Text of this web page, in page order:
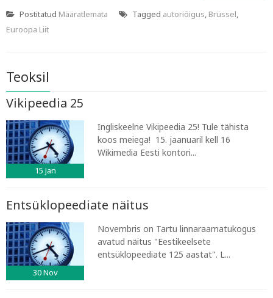
Postitatud Määratlemata Tagged autoriõigus, Brüssel,
Euroopa Liit
Teoksil
Vikipeedia 25
15 Jan
Ingliskeelne Vikipeedia 25! Tule tähista
koos meiega! 15. jaanuaril kell 16
Wikimedia Eesti kontori...
Entsüklopeediate näitus
30Nov
Novembris on Tartu linnaraamatukogus
avatud näitus "Eestikeelsete
entsüklopeediate 125 aastat". L...